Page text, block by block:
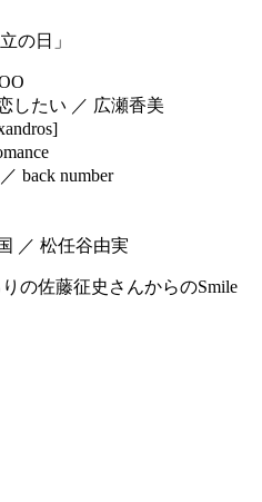
の日」
したい ／ 広瀬香美
back number
／ 松任谷由実
佐藤征史さんからのSmile